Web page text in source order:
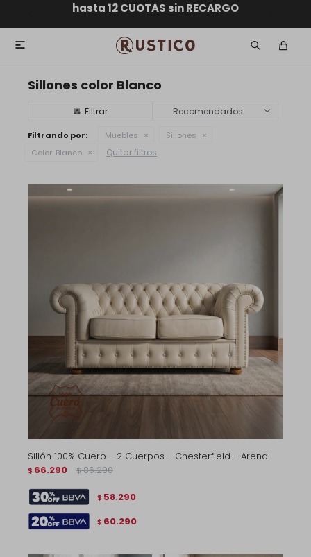
ENVÍOS A TODO EL PAÍS
GARANTÍA DE DEVOLUCIÓN
hasta 12 CUOTAS sin RECARGO
ENVÍO GRATIS dentro de MONTEVIDEO en compras

Sillones color Blanco
Recomendados
Filtrando por: Muebles
Sillones
Color: Blanco Quitar filtros
Sillón 100% Cuero - 2 Cuerpos - Chesterfield - Arena
$ 66.290 $ 86.290
$ 58.290
$ 60.290